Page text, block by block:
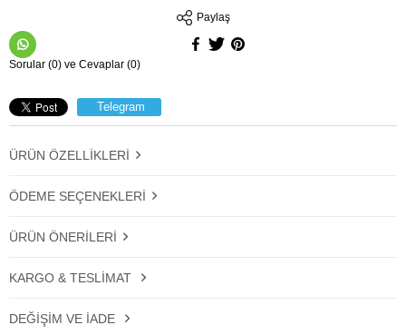
Paylaş
Sorular (0) ve Cevaplar (0)
Telegram
ÜRÜN ÖZELLIKLERI
ÖDEME SEÇENEKLERI
ÜRÜN ÖNERILERI
KARGO & TESLIMAT
DEĞIŞIM VE İADE